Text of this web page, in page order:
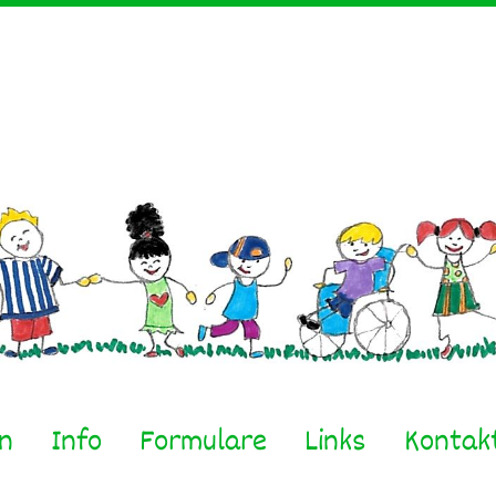
Info
Formulare Links